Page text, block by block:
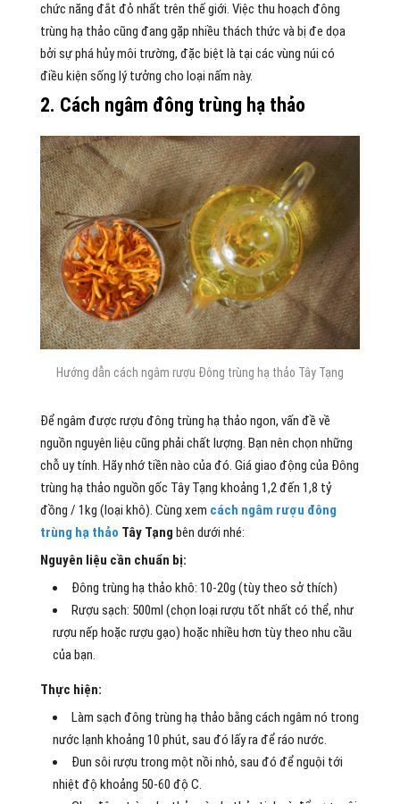
chức năng đắt đỏ nhất trên thế giới. Việc thu hoạch đông
trùng hạ thảo cũng đang gặp nhiều thách thức và bị đe dọa
bởi sự phá hủy môi trường, đặc biệt là tại các vùng núi có
điều kiện sống lý tưởng cho loại nấm này.
2. Cách ngâm đông trùng hạ thảo
Hướng dẫn cách ngâm rượu Đông trùng hạ thảo Tây Tạng
Để ngâm được rượu đông trùng hạ thảo ngon, vấn đề về
nguồn nguyên liệu cũng phải chất lượng. Bạn nên chọn những
chỗ uy tính. Hãy nhớ tiền nào của đó. Giá giao động của Đông
trùng hạ thảo nguồn gốc Tây Tạng khoảng 1,2 đến 1,8 tỷ
đồng / 1kg (loại khô). Cùng xem cách ngâm rượu đông
trùng hạ thảo Tây Tạng bên dưới nhé:
Nguyên liệu cần chuẩn bị:
Đông trùng hạ thảo khô: 10-20g (tùy theo sở thích)
Rượu sạch: 500ml (chọn loại rượu tốt nhất có thể, như
rượu nếp hoặc rượu gạo) hoặc nhiều hơn tùy theo nhu cầu
của bạn.
Thực hiện:
Làm sạch đông trùng hạ thảo bằng cách ngâm nó trong
nước lạnh khoảng 10 phút, sau đó lấy ra để ráo nước.
Đun sôi rượu trong một nồi nhỏ, sau đó để nguội tới
nhiệt độ khoảng 50-60 độ C.